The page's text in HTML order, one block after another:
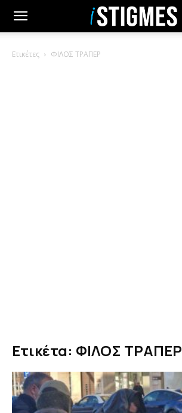
Ετικέτες ΦΙΛΟΣ ΤΡΑΠΕΡ
Ετικέτα: ΦΙΛΟΣ ΤΡΑΠΕΡ